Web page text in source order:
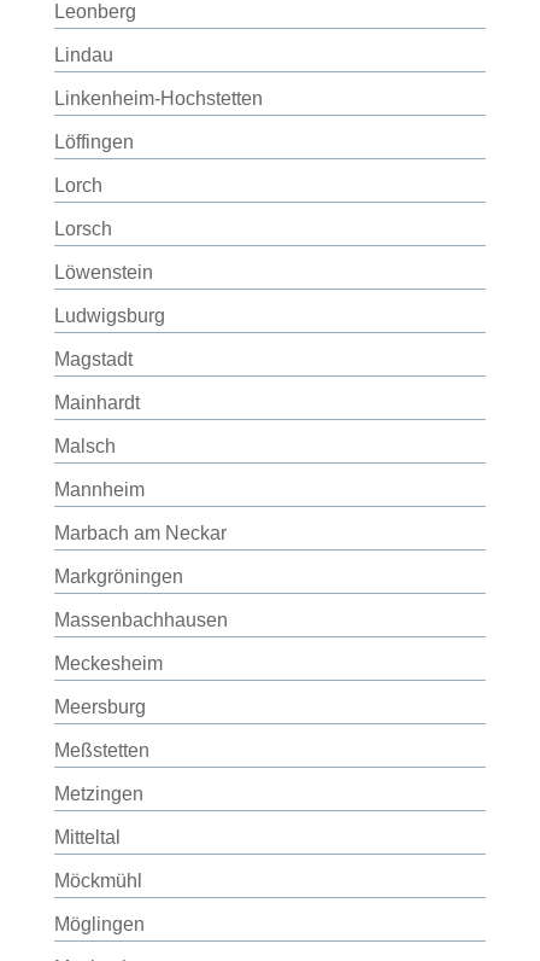
Leonberg
Lindau
Linkenheim-Hochstetten
Löffingen
Lorch
Lorsch
Löwenstein
Ludwigsburg
Magstadt
Mainhardt
Malsch
Mannheim
Marbach am Neckar
Markgröningen
Massenbachhausen
Meckesheim
Meersburg
Meßstetten
Metzingen
Mitteltal
Möckmühl
Möglingen